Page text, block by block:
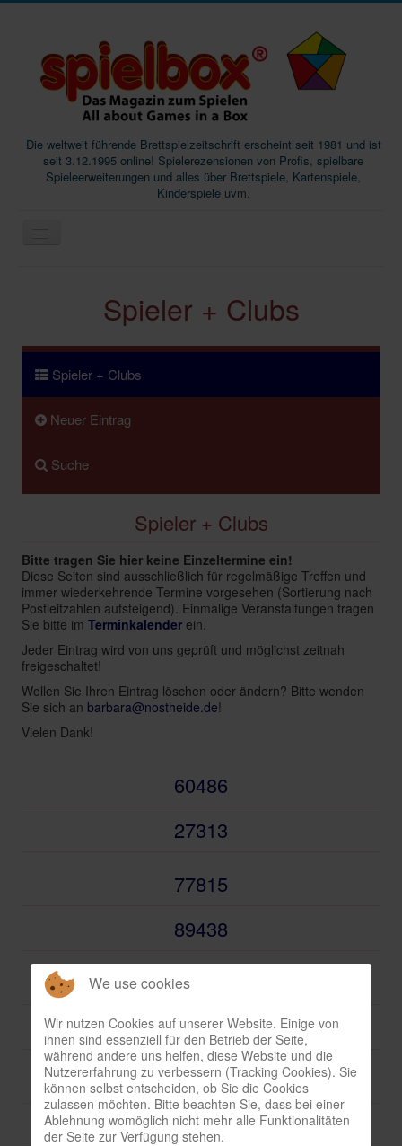
Die weltweit führende Brettspielzeitschrift erscheint seit 1981 und ist
seit 3.12.1995 online! Spielerezensionen von Profis, spielbare
Spieleerweiterungen und alles über Brettspiele, Kartenspiele,
Kinderspiele uvm.
Podcast
SpieleMag
Infos
Shop
Download spielbox Special 2025
Spieledatenbank
Premium login
Neuheiten-New Games
Köpfe-Heads
Preise-Awards
Branchen-/Wirtschaftsnews
Interviews
Veranstaltungen-Events
In eigener Sache-On our own behalf
Spieler + Clubs
Spieler + Clubs
Neuer Eintrag
Suche
Spieler + Clubs
Bitte tragen Sie hier keine Einzeltermine ein!
Diese Seiten sind ausschließlich für regelmäßige Treffen und
immer wiederkehrende Termine vorgesehen (Sortierung nach
Postleitzahlen aufsteigend). Einmalige Veranstaltungen tragen
Sie bitte im Terminkalender ein.
Jeder Eintrag wird von uns geprüft und möglichst zeitnah
freigeschaltet!
Wollen Sie Ihren Eintrag löschen oder ändern? Bitte wenden
Sie sich an barbara@nostheide.de!
Vielen Dank!
60486
27313
77815
89438
24747
59227
70178
53113
We use cookies
Wir nutzen Cookies auf unserer Website. Einige von
ihnen sind essenziell für den Betrieb der Seite,
während andere uns helfen, diese Website und die
Nutzererfahrung zu verbessern (Tracking Cookies). Sie
können selbst entscheiden, ob Sie die Cookies
zulassen möchten. Bitte beachten Sie, dass bei einer
Ablehnung womöglich nicht mehr alle Funktionalitäten
der Seite zur Verfügung stehen.